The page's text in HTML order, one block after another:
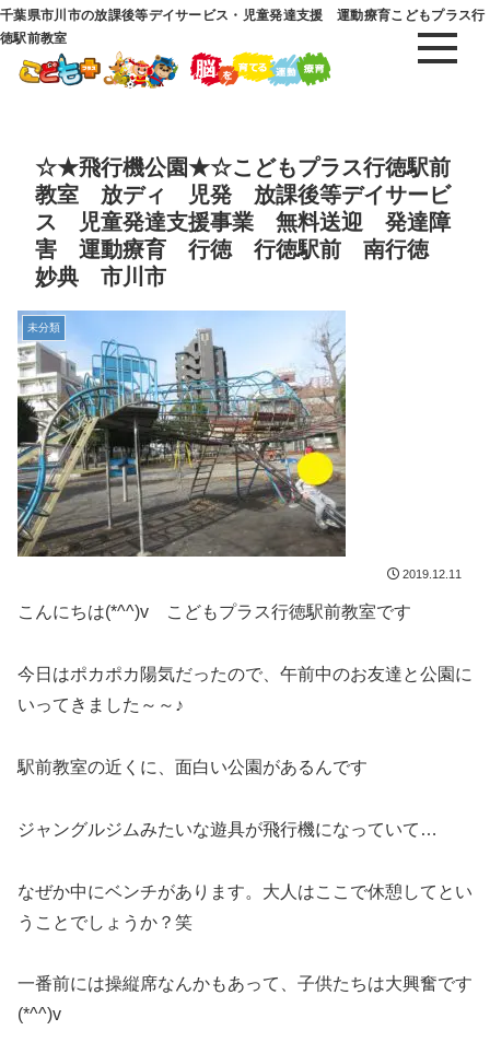
千葉県市川市の放課後等デイサービス・児童発達支援 運動療育こどもプラス行
徳駅前教室
☆★飛行機公園★☆こどもプラス行徳駅前
教室 放ディ 児発 放課後等デイサービ
ス 児童発達支援事業 無料送迎 発達障
害 運動療育 行徳 行徳駅前 南行徳
妙典 市川市
未分類
2019.12.11
こんにちは(*^^)v こどもプラス行徳駅前教室です
今日はポカポカ陽気だったので、午前中のお友達と公園に
いってきました～～♪
駅前教室の近くに、面白い公園があるんです
ジャングルジムみたいな遊具が飛行機になっていて…
なぜか中にベンチがあります。大人はここで休憩してとい
うことでしょうか？笑
一番前には操縦席なんかもあって、子供たちは大興奮です
(*^^)v